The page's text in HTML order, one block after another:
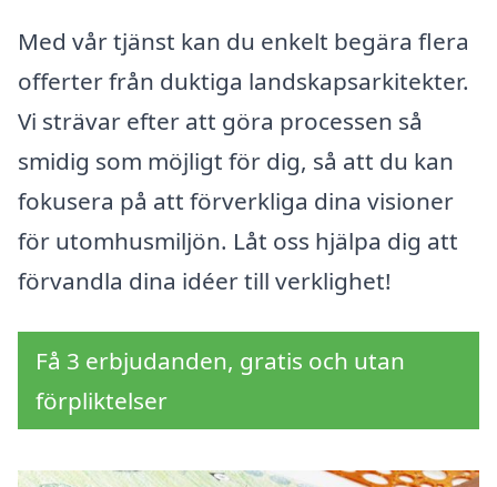
Med vår tjänst kan du enkelt begära flera
offerter från duktiga landskapsarkitekter.
Vi strävar efter att göra processen så
smidig som möjligt för dig, så att du kan
fokusera på att förverkliga dina visioner
för utomhusmiljön. Låt oss hjälpa dig att
förvandla dina idéer till verklighet!
Få 3 erbjudanden, gratis och utan
förpliktelser